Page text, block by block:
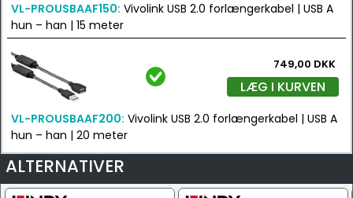
VL-PROUSBAAF150: Vivolink USB 2.0 forlængerkabel | USB A
hun – han | 15 meter
749,00 DKK
LÆG I KURVEN
VL-PROUSBAAF200: Vivolink USB 2.0 forlængerkabel | USB A
hun – han | 20 meter
ALTERNATIVER